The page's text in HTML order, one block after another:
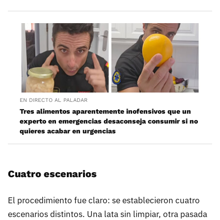
EN DIRECTO AL PALADAR
Tres alimentos aparentemente inofensivos que un
experto en emergencias desaconseja consumir si no
quieres acabar en urgencias
Cuatro escenarios
El procedimiento fue claro: se establecieron cuatro
escenarios distintos. Una lata sin limpiar, otra pasada